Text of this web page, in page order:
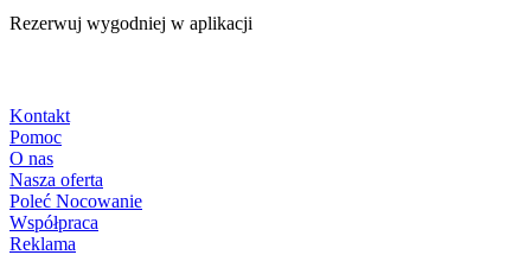
Rezerwuj wygodniej w aplikacji
Kontakt
Pomoc
O nas
Nasza oferta
Poleć Nocowanie
Współpraca
Reklama